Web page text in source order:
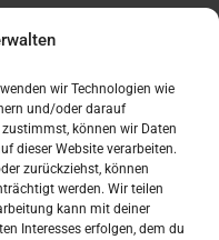
wir Technologien wie
und/oder darauf
können wir Daten
dieser Website verarbeiten.
zurückziehst, können
werden. Wir teilen
kann mit deiner
Interesses erfolgen, dem du